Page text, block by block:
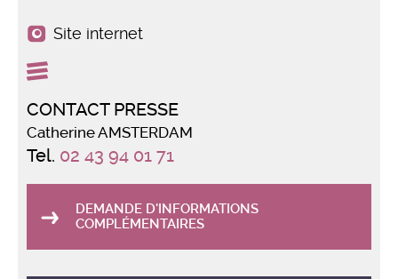
Site internet
CONTACT PRESSE
Catherine AMSTERDAM
Tel. 02 43 94 01 71
DEMANDE D'INFORMATIONS
COMPLÉMENTAIRES